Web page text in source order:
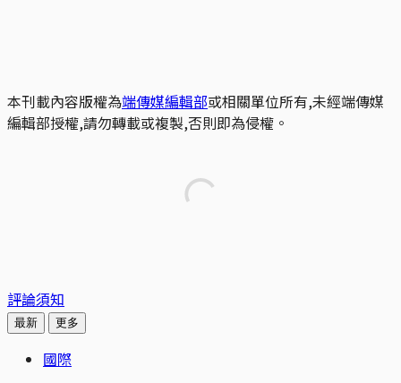
本刊載內容版權為端傳媒編輯部或相關單位所有,未經端傳媒
編輯部授權,請勿轉載或複製,否則即為侵權。
評論須知
最新 更多
國際